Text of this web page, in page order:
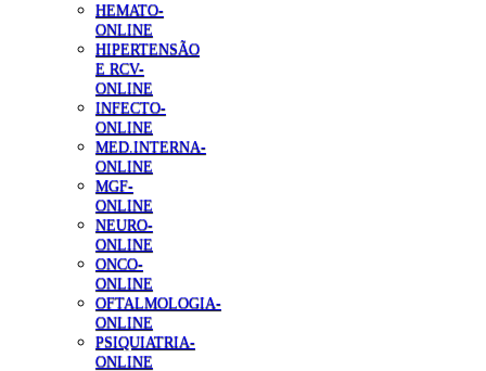
HEMATO-
ONLINE
HIPERTENSÃO
E RCV-
ONLINE
INFECTO-
ONLINE
MED.INTERNA-
ONLINE
MGF-
ONLINE
NEURO-
ONLINE
ONCO-
ONLINE
OFTALMOLOGIA-
ONLINE
PSIQUIATRIA-
ONLINE